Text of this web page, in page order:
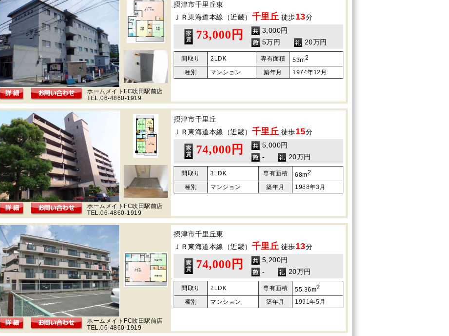
摂津市千里丘東
ＪＲ東海道本線（近畿） 千里丘 徒歩13分
73,000円
3,000円
5万円
20万円
間取り 2LDK 専有面積 53m2
種別 マンション 築年月 1974年12月
ホームメイトFC吹田駅前店
TEL.06-4860-1919
摂津市千里丘
ＪＲ東海道本線（近畿） 千里丘 徒歩15分
74,000円
5,000円
-
20万円
間取り 3LDK 専有面積 68m2
種別 マンション 築年月 1988年3月
ホームメイトFC吹田駅前店
TEL.06-4860-1919
摂津市千里丘東
ＪＲ東海道本線（近畿） 千里丘 徒歩13分
74,000円
5,200円
-
20万円
間取り 2LDK 専有面積 55.36m2
種別 マンション 築年月 1991年5月
ホームメイトFC吹田駅前店
TEL.06-4860-1919